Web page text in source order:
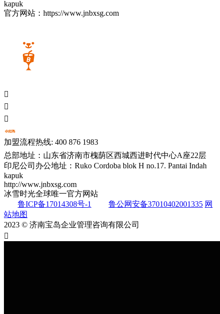
kapuk
官方网站：https://www.jnbxsg.com



加盟流程热线: 400 876 1983
总部地址：山东省济南市槐荫区西城西进时代中心A座22层
印尼公司办公地址：Ruko Cordoba blok H no.17. Pantai Indah
kapuk
http://www.jnbxsg.com
冰雪时光全球唯一官方网站
鲁ICP备17014308号-1
鲁公网安备37010402001335 网
站地图
2023 © 济南宝岛企业管理咨询有限公司
